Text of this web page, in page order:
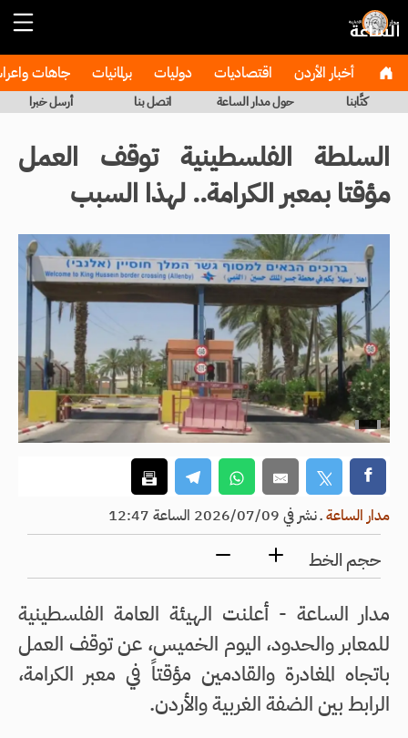
أخبار الأردن اقتصاديات دوليات برلمانيات جاهات
كتَّابنا حول مدار الساعة اتصل بنا أرسل خبرا
السلطة الفلسطينية توقف العمل
مؤقتا بمعبر الكرامة.. لهذا السبب
مدار الساعةـنشر في 2026/07/09 الساعة 12:47
حجم الخط
مدار الساعة - أعلنت الهيئة العامة الفلسطينية
للمعابر والحدود، اليوم الخميس، عن توقف العمل
باتجاه المغادرة والقادمين مؤقتاً في معبر الكرامة،
الرابط بين الضفة الغربية والأردن.